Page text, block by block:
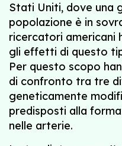
Stati Uniti, dove una
popolazione è in
ricercatori americani
gli effetti di questo
Per questo scopo
di confronto tra tre
geneticamente
predisposti alla
nelle arterie.